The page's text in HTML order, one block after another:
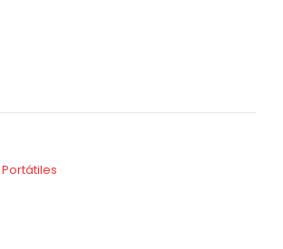
Portátiles